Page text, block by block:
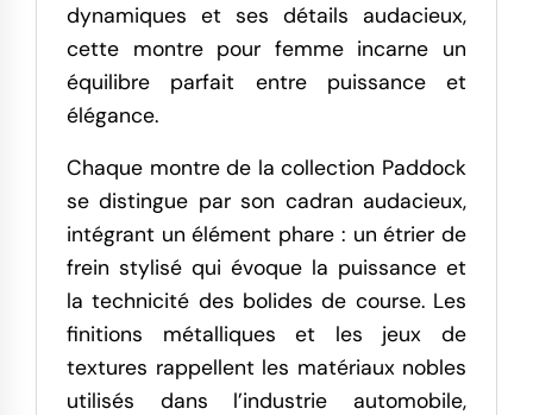
dynamiques et ses détails audacieux,
cette montre pour femme incarne un
équilibre parfait entre puissance et
élégance.
Chaque montre de la collection Paddock
se distingue par son cadran audacieux,
intégrant un élément phare : un étrier de
frein stylisé qui évoque la puissance et
la technicité des bolides de course. Les
finitions métalliques et les jeux de
textures rappellent les matériaux nobles
utilisés dans l’industrie automobile,